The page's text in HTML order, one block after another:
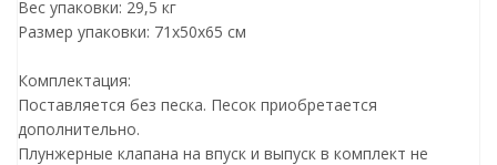
Вес упаковки: 29,5 кг
Размер упаковки: 71х50х65 см
Комплектация:
Поставляется без песка. Песок приобретается
дополнительно.
Плунжерные клапана на впуск и выпуск в комплект не